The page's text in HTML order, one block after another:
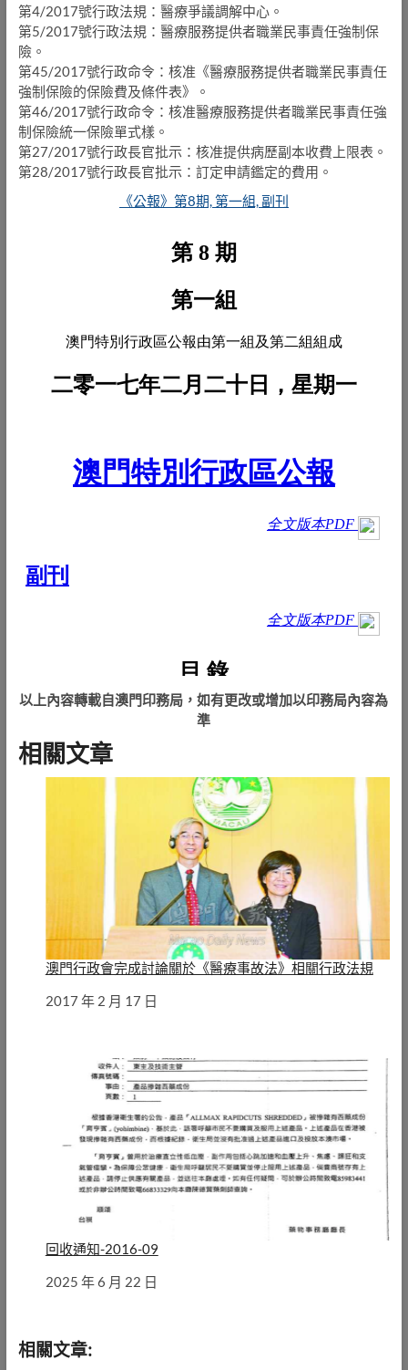
第4/2017號行政法規：醫療爭議調解中心。
第5/2017號行政法規：醫療服務提供者職業民事責任強制保
險。
第45/2017號行政命令：核准《醫療服務提供者職業民事責任
強制保險的保險費及條件表》。
第46/2017號行政命令：核准醫療服務提供者職業民事責任強
制保險統一保險單式樣。
第27/2017號行政長官批示：核准提供病歷副本收費上限表。
第28/2017號行政長官批示：訂定申請鑑定的費用。
《公報》第8期, 第一組, 副刊
以上內容轉載自澳門印務局，如有更改或增加以印務局內容為
準
相關文章
澳門行政會完成討論關於《醫療事故法》相關行政法規
日期
2017 年 2 月 17 日
回收通知-2016-09
日期
2025 年 6 月 22 日
相關文章: